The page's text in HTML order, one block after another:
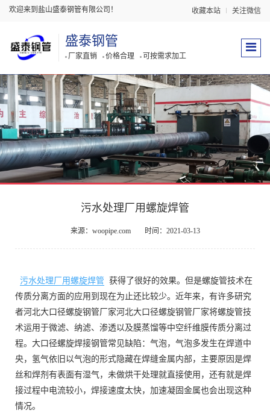
欢迎来到盐山盛泰钢管有限公司！ 收藏本站 关注微信
盛泰钢管
厂家直销 价格合理 可按需求加工
污水处理厂用螺旋焊管
来源：woopipe.com 时间：2021-03-13
污水处理厂用螺旋焊管 获得了很好的效果。但是螺旋管技术在
传质分离方面的应用到现在为止还比较少。近年来，有许多研究
者河北大口径螺旋钢管厂家河北大口径螺旋钢管厂家将螺旋管技
术运用于微滤、纳滤、渗透以及膜蒸馏等中空纤维膜传质分离过
程。大口径螺旋焊接钢管常见缺陷：气泡，气泡多发生在焊道中
央，氢气依旧以气泡的形式隐藏在焊缝金属内部，主要原因是焊
丝和焊剂有表面有湿气，未做烘干处理就直接使用，还有就是焊
接过程中电流较小，焊接速度太快，加速凝固金属也会出现这种
情况。